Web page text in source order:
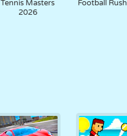
Tennis Masters
2026
Football